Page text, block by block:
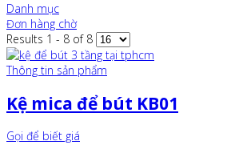
Danh mục
Đơn hàng chờ
Results 1 - 8 of 8
Thông tin sản phẩm
Kệ mica để bút KB01
Gọi để biết giá